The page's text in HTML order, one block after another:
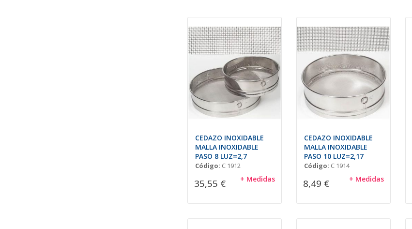
CEDAZO INOXIDABLE
MALLA INOXIDABLE
PASO 8 LUZ=2,7
Código: C 1912
35,55 € + Medidas
CEDAZO INOXIDABLE
MALLA INOXIDABLE
PASO 10 LUZ=2,17
Código: C 1914
8,49 € + Medidas